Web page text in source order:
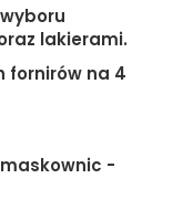
lakierami.
fornirów na 4
-